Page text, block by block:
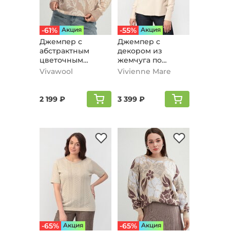
-61% Aкция
Джемпер с
абстрактным
цветочным
принтом,
Vivawool
2 199 ₽
-55% Aкция
Джемпер с
декором из
жемчуга по
горловине,
Vivienne Mare
3 399 ₽
-65% Aкция -65% Aкция